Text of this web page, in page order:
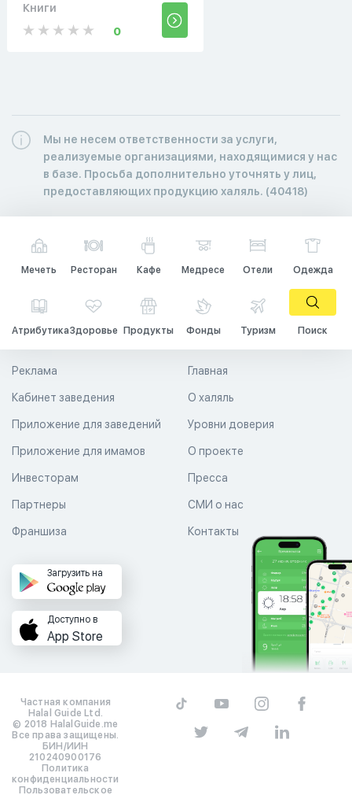
Книги
0
Мы не несем ответственности за услуги,
реализуемые организациями, находящимися у нас
в базе. Просьба дополнительно уточнять у лиц,
предоставляющих продукцию халяль. (40418)
Мечеть Ресторан Кафе Медресе Отели Одежда
АтрибутикаЗдоровье Продукты Фонды Туризм Поиск
Главная
О халяль
Уровни доверия
Реклама
Кабинет заведения
Приложение для заведений
Приложение для имамов О проекте
Пресса
СМИ о нас
Контакты
Инвесторам
Партнеры
Франшиза
Загрузить на
Доступно в
App Store
Частная компания
Halal Guide Ltd.
© 2018 HalalGuide.me
Все права защищены.
БИН/ИИН
210240900176
Политика
конфиденциальности
Пользовательское